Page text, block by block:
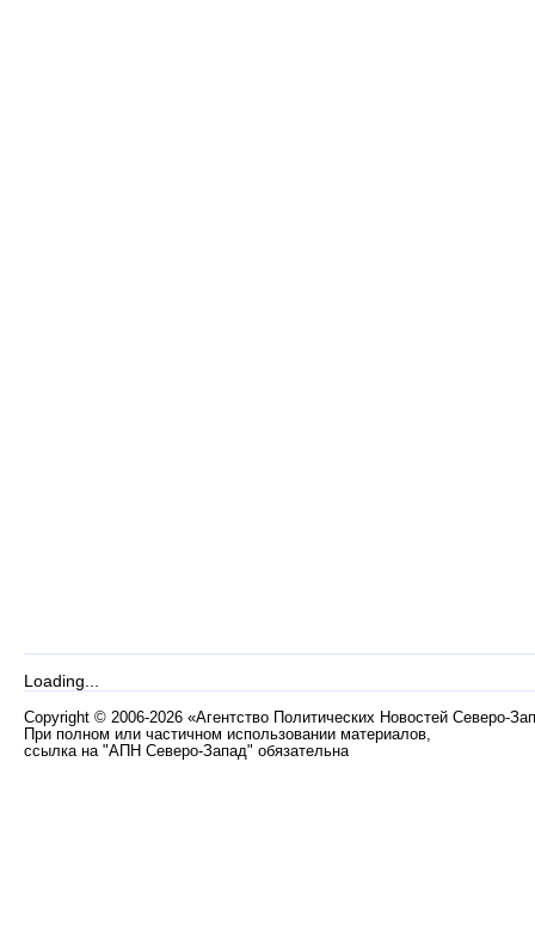
Loading...
Copyright © 2006-2026 «Агентство Политических Новостей Северо-
При полном или частичном использовании материалов,
ссылка на "АПН Северо-Запад" обязательна